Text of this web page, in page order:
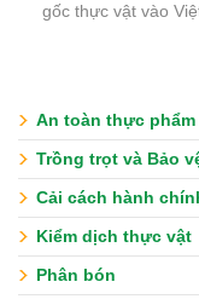
gốc thực vật vào
An toàn thực
Trồng trọt và Bảo
Cải cách hành
Kiểm dịch thực vật
Phân bón